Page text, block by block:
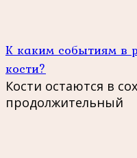
К каким событиям в
кости?
Кости остаются в
продолжительный